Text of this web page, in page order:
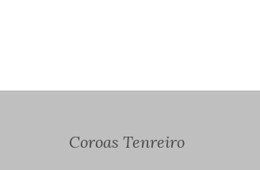
Coroas Tenreiro